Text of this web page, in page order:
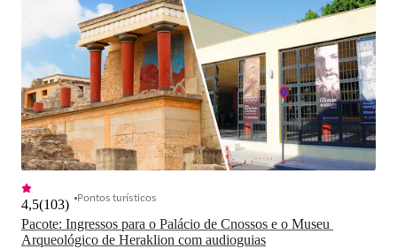
Pacote: Ingressos para o Palácio de Cnossos e o Museu
Arqueológico de Heraklion com audioguias
4,5(103) Pontos turísticos